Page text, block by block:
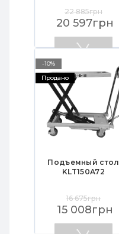
22 885грн
20 597грн
-10%
Продано
Подъемный стол
KLT150A72
16 675грн
15 008грн